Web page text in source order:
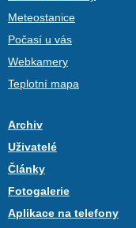
Meteostanice
Počasí u vás
Webkamery
Teplotní mapa
Archiv
Uživatelé
Články
Fotogalerie
Aplikace na telefony